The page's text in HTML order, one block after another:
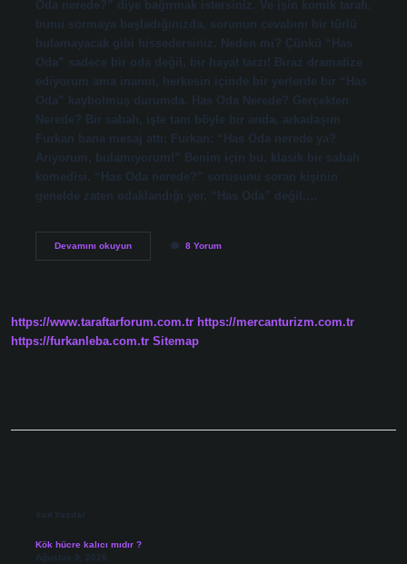
Oda nerede?” diye bağırmak istersiniz. Ve işin komik tarafı,
bunu sormaya başladığınızda, sorunun cevabını bir türlü
bulamayacak gibi hissedersiniz. Neden mi? Çünkü “Has
Oda” sadece bir oda değil, bir hayat tarzı! Biraz dramatize
ediyorum ama inanın, herkesin içinde bir yerlerde bir “Has
Oda” kaybolmuş durumda. Has Oda Nerede? Gerçekten
Nerede? Bir sabah, işte tam böyle bir anda, arkadaşım
Furkan bana mesaj attı: Furkan: “Has Oda nerede ya?
Arıyorum, bulamıyorum!” Benim için bu, klasik bir sabah
komedisi. “Has Oda nerede?” sorusunu soran kişinin
genelde zaten odaklandığı yer, “Has Oda” değil,…
Devamını okuyunHas
8 Yorum
https://www.taraftarforum.com.tr https://mercanturizm.com.tr
https://furkanleba.com.tr Sitemap
Son Yazılar
Kök hücre kalıcı mıdır ?
Ağustos 9, 2026